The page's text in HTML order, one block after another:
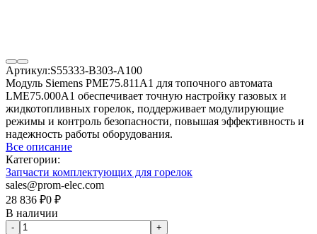
Артикул:S55333-B303-A100
Модуль Siemens PME75.811A1 для топочного автомата
LME75.000A1 обеспечивает точную настройку газовых и
жидкотопливных горелок, поддерживает модулирующие
режимы и контроль безопасности, повышая эффективность и
надежность работы оборудования.
Все описание
Категории:
Запчасти комплектующих для горелок
sales@prom-elec.com
28 836 ₽0 ₽
В наличии
-
+